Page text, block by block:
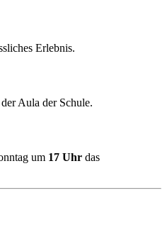
Erlebnis.
Aula der Schule.
um 17 Uhr das